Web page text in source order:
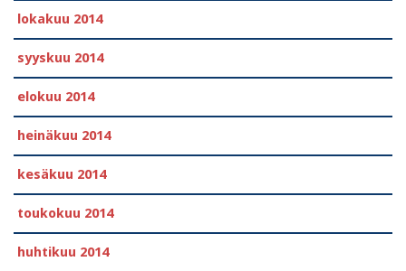
lokakuu 2014
syyskuu 2014
elokuu 2014
heinäkuu 2014
kesäkuu 2014
toukokuu 2014
huhtikuu 2014